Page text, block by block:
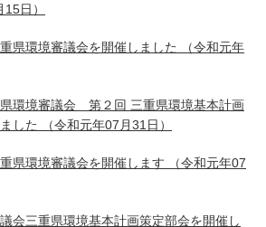
日）
県環境審議会を開催しました
（令和元年
環境審議会 第２回 三重県環境基本計画
した
（令和元年07月31日）
県環境審議会を開催します （令和元年07
会三重県環境基本計画策定部会を開催し